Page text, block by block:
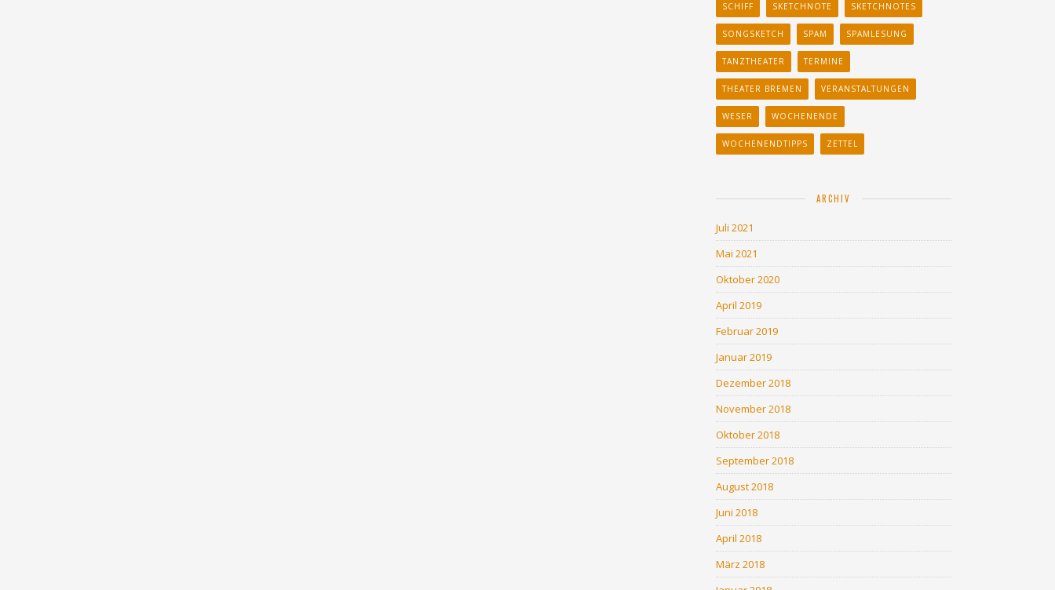
SCHIFF SKETCHNOTE SKETCHNOTES
SONGSKETCH SPAM SPAMLESUNG
TANZTHEATER TERMINE
THEATER BREMEN VERANSTALTUNGEN
WESER WOCHENENDE
WOCHENENDTIPPS ZETTEL
ARCHIV
Juli 2021
Mai 2021
Oktober 2020
April 2019
Februar 2019
Januar 2019
Dezember 2018
November 2018
Oktober 2018
September 2018
August 2018
Juni 2018
April 2018
März 2018